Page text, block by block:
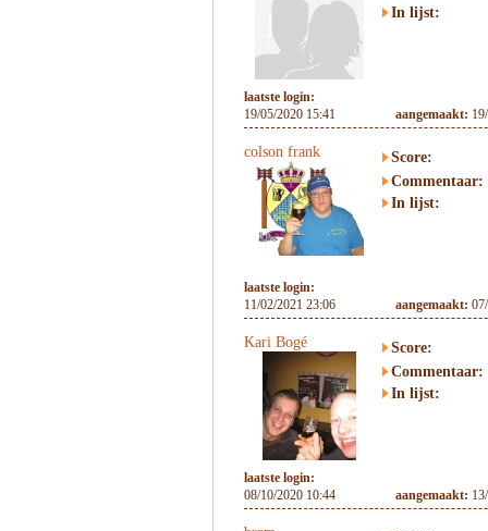
In lijst:
laatste login:
19/05/2020 15:41
aangemaakt:
colson frank
Score:
Commentaar:
In lijst:
laatste login:
11/02/2021 23:06
aangemaakt:
Kari Bogé
Score:
Commentaar:
In lijst:
laatste login:
08/10/2020 10:44
aangemaakt: